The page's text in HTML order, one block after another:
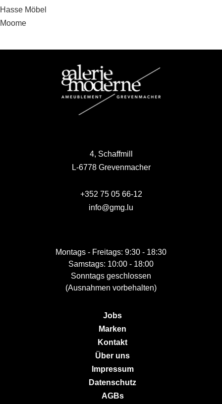
Beitragsnavigation
Hasse Möbel
Moome
4, Schaffmill
L-6778 Grevenmacher
+352 75 05 66-12
info@gmg.lu
Montags - Freitags: 9:30 - 18:30
Samstags: 10:00 - 18:00
Sonntags geschlossen
(Ausnahmen vorbehalten)
Jobs
Marken
Kontakt
Über uns
Impressum
Datenschutz
AGBs